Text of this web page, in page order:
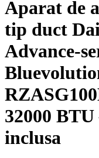
Aparat de
tip duct
Advance-
32000
inclusa